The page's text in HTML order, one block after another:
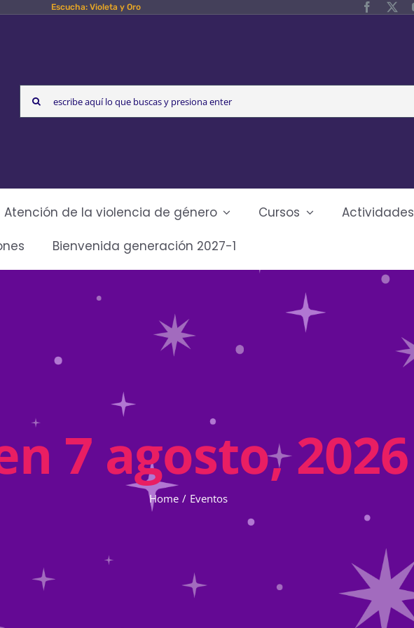
Escucha: Violeta y Oro
Search
for:
Atención de la violencia de género Cursos Actividades
Bienvenida generación 2027-1
7 agosto, 2026
Home Eventos